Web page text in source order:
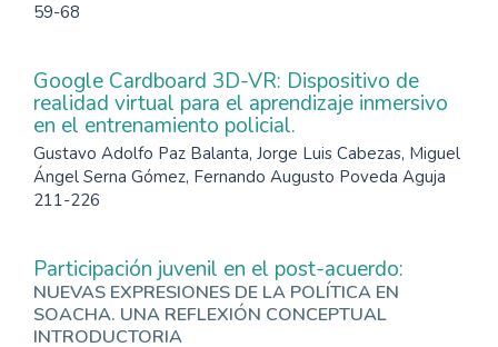
59-68
Google Cardboard 3D-VR: Dispositivo de
realidad virtual para el aprendizaje inmersivo
en el entrenamiento policial.
Gustavo Adolfo Paz Balanta, Jorge Luis Cabezas, Miguel
Ángel Serna Gómez, Fernando Augusto Poveda Aguja
211-226
Participación juvenil en el post-acuerdo:
NUEVAS EXPRESIONES DE LA POLÍTICA EN
SOACHA. UNA REFLEXIÓN CONCEPTUAL
INTRODUCTORIA